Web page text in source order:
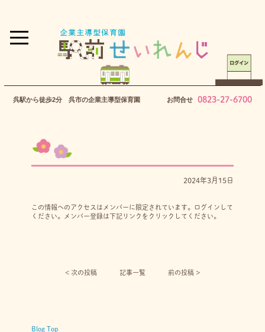
呉駅から徒歩2分 呉市の企業主導型保育園 お問合せ 0823-27-6700
2024年3月15日
この情報へのアクセスはメンバーに限定されています。ログインして
ください。メンバー登録は下記リンクをクリックしてください。
< 次の投稿︎ 記事一覧 前の投稿 >
Blog Top